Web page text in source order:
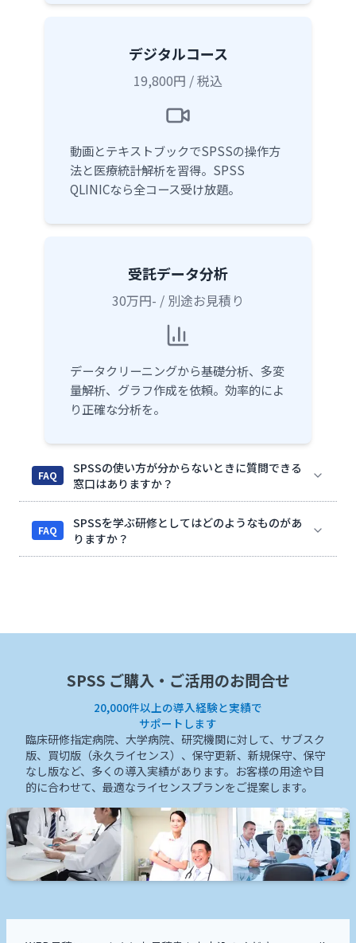
デジタルコース
19,800円 / 税込
動画とテキストブックでSPSSの操作方
法と医療統計解析を習得。SPSS
QLINICなら全コース受け放題。
受託データ分析
30万円- / 別途お見積り
データクリーニングから基礎分析、多変
量解析、グラフ作成を依頼。効率的によ
り正確な分析を。
FAQ
SPSSの使い方が分からないときに質問できる
窓口はありますか？
FAQ
SPSSを学ぶ研修としてはどのようなものがあ
りますか？
SPSS ご購入・ご活用のお問合せ
20,000件以上の導入経験と実績で
サポートします
臨床研修指定病院、大学病院、研究機関に対して、サブスク
版、買切版（永久ライセンス）、保守更新、新規保守、保守
なし版など、多くの導入実績があります。お客様の用途や目
的に合わせて、最適なライセンスプランをご提案します。